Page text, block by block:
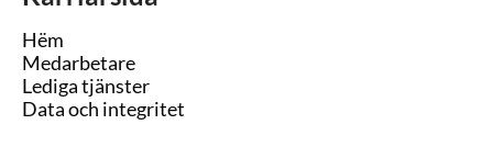
Hëm
Medarbetare
Lediga tjänster
Data och integritet